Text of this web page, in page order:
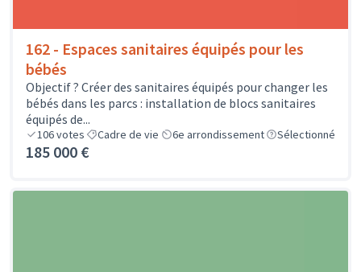
162 - Espaces sanitaires équipés pour les
bébés
Objectif ? Créer des sanitaires équipés pour changer les
bébés dans les parcs : installation de blocs sanitaires
équipés de...
106votes Cadre de vie 6e arrondissement Sélectionné
185 000 €